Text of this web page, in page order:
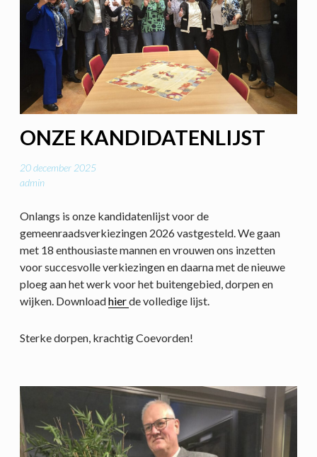
ONZE KANDIDATENLIJST
20 december 2025
admin
Onlangs is onze kandidatenlijst voor de
gemeenraadsverkiezingen 2026 vastgesteld. We gaan
met 18 enthousiaste mannen en vrouwen ons inzetten
voor succesvolle verkiezingen en daarna met de nieuwe
ploeg aan het werk voor het buitengebied, dorpen en
wijken. Downloadhierde volledige lijst.
Sterke dorpen, krachtig Coevorden!